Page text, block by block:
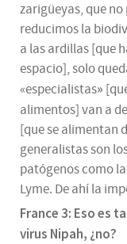
zarigüeyas, que
reducimos la
a las ardillas [que
espacio], solo
«especialistas»
alimentos] van a
[que se alimentan
generalistas son
patógenos como
Lyme. De ahí la
France 3: Eso es
virus Nipah, ¿no?